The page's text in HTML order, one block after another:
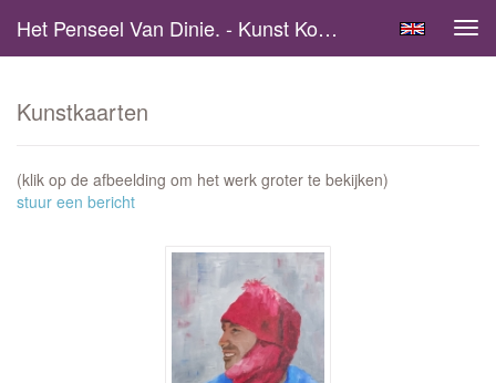
Het Penseel Van Dinie. - Kunst Kopen
Kunstkaarten
(klik op de afbeelding om het werk groter te bekijken)
stuur een bericht